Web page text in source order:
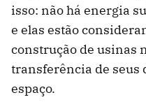
isso: não há energia
e elas estão
construção de usinas
transferência de seus
espaço.